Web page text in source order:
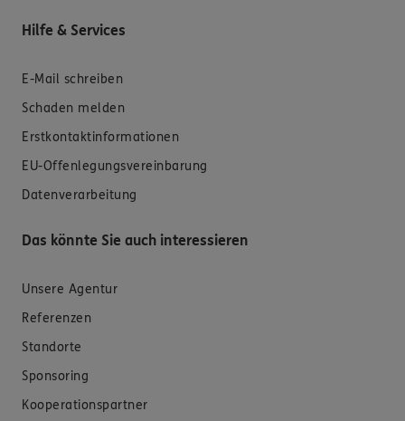
Hilfe & Services
E-Mail schreiben
Schaden melden
Erstkontaktinformationen
EU-Offenlegungsvereinbarung
Datenverarbeitung
Das könnte Sie auch interessieren
Unsere Agentur
Referenzen
Standorte
Sponsoring
Kooperationspartner